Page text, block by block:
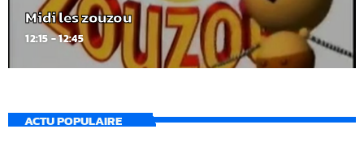
Midi les zouzou
12:15 - 12:45
ACTU POPULAIRE